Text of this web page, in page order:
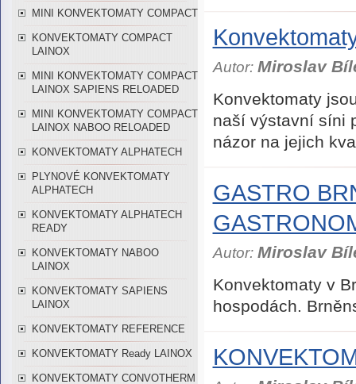
MINI KONVEKTOMATY COMPACT
KONVEKTOMATY COMPACT
LAINOX
MINI KONVEKTOMATY COMPACT
LAINOX SAPIENS RELOADED
MINI KONVEKTOMATY COMPACT
LAINOX NABOO RELOADED
KONVEKTOMATY ALPHATECH
PLYNOVÉ KONVEKTOMATY
ALPHATECH
KONVEKTOMATY ALPHATECH
READY
KONVEKTOMATY NABOO
LAINOX
KONVEKTOMATY SAPIENS
LAINOX
KONVEKTOMATY REFERENCE
KONVEKTOMATY Ready LAINOX
KONVEKTOMATY CONVOTHERM
Autor: Miroslav
Konvektomaty
naší výstavní síni
názor na jejich
GASTRO
Autor: Miroslav
Konvektomaty v
hospodách.